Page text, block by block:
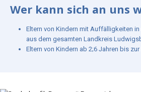
Wer kann sich an uns
Eltern von Kindern mit Auffälligkeiten
aus dem gesamten Landkreis
Eltern von Kindern ab 2;6 Jahren bis